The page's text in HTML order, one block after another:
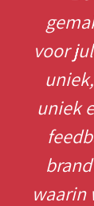
voor
uniek
waarin